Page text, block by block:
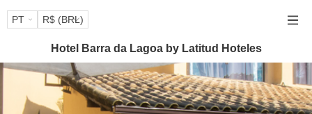
PT R$ (BRL)
Hotel Barra da Lagoa by Latitud Hoteles